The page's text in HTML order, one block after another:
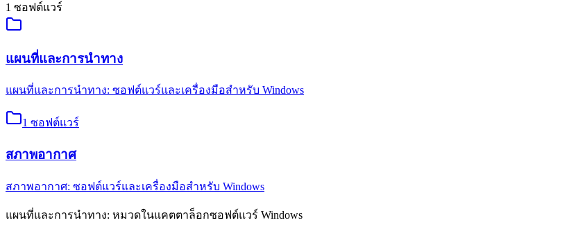
1 ซอฟต์แวร์
แผนที่และการนำทาง
แผนที่และการนำทาง: ซอฟต์แวร์และเครื่องมือสำหรับ Windows
1 ซอฟต์แวร์
สภาพอากาศ
สภาพอากาศ: ซอฟต์แวร์และเครื่องมือสำหรับ Windows
แผนที่และการนำทาง: หมวดในแคตตาล็อกซอฟต์แวร์ Windows